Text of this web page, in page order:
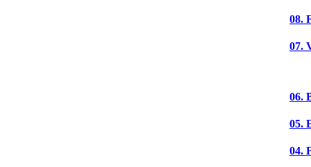
08.
07.
06.
05.
04.